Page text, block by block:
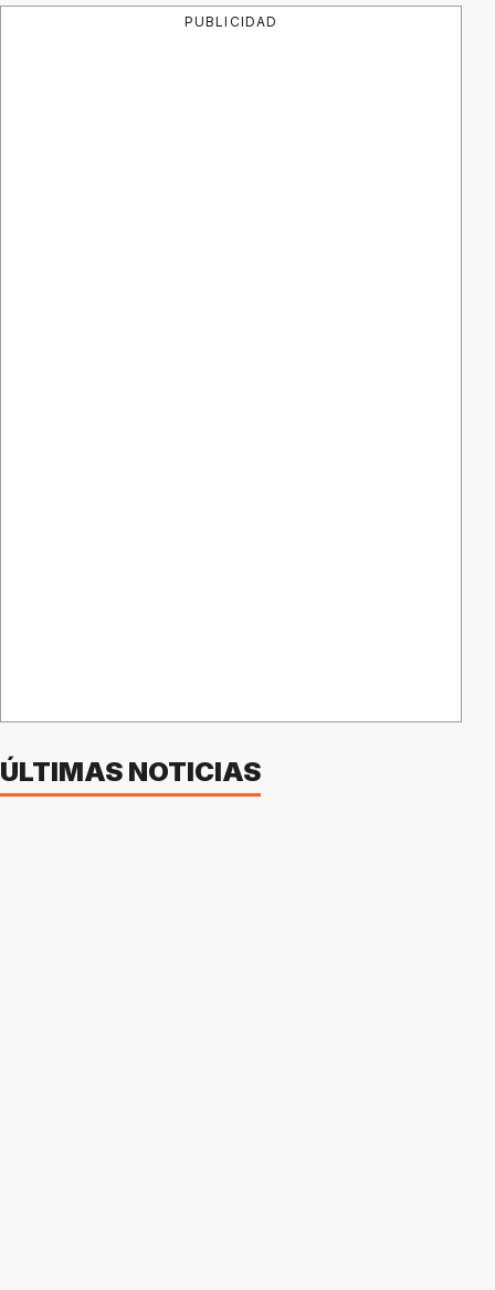
PUBLICIDAD
ÚLTIMAS NOTICIAS